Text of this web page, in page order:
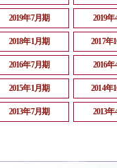
2019年7月期 2019
2018年1月期 2017年
2016年7月期 2016
2015年1月期 2014年
2013年7月期 2013